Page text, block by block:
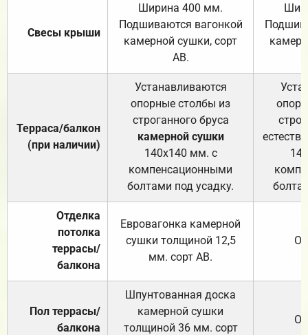
Свесы крыши
Ширина 400 мм.
Подшиваются вагонкой
камерной сушки, сорт
АВ.
Терраса/балкон
(при наличии)
Устанавливаются
опорные столбы из
строганного бруса
камерной сушки
140х140 мм. с
компенсационными
болтами под усадку.
Отделка
потолка
террасы/
балкона
Евровагонка камерной
сушки толщиной 12,5
мм. сорт АВ.
Пол террасы/
балкона
Шпунтованная доска
камерной сушки
толщиной 36 мм. сорт